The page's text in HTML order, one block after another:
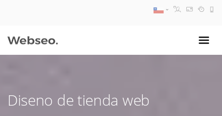
Diseno de tienda web
09:30 AM A 18:30 PM